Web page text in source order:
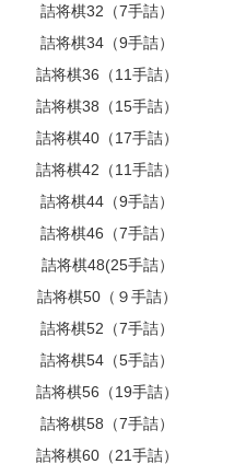
詰将棋32（7手詰）
詰将棋34（9手詰）
詰将棋36（11手詰）
詰将棋38（15手詰）
詰将棋40（17手詰）
詰将棋42（11手詰）
詰将棋44（9手詰）
詰将棋46（7手詰）
詰将棋48(25手詰）
詰将棋50（９手詰）
詰将棋52（7手詰）
詰将棋54（5手詰）
詰将棋56（19手詰）
詰将棋58（7手詰）
詰将棋60（21手詰）